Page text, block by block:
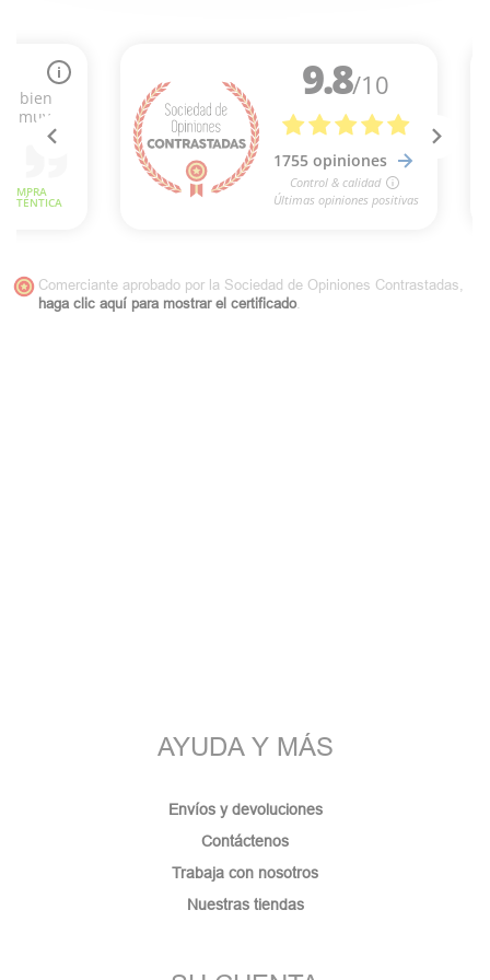
Comerciante aprobado por la Sociedad de Opiniones Contrastadas,
haga clic aquí para mostrar el certificado.
AYUDA Y MÁS
Envíos y devoluciones
Contáctenos
Trabaja con nosotros
Nuestras tiendas